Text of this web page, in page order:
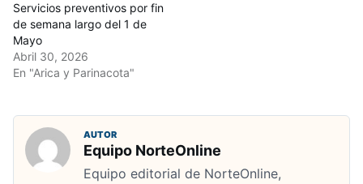
Servicios preventivos por fin
de semana largo del 1 de
Mayo
Abril 30, 2026
En "Arica y Parinacota"
AUTOR
Equipo NorteOnline
Equipo editorial de NorteOnline,